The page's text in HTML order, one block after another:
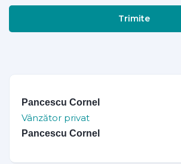
Trimite
Pancescu Cornel
Vânzător privat
Pancescu Cornel